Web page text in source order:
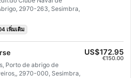
ำมา– ผ้าเช็ดตัวและชุดว่ายน้ำ
ารถยกเลิกได้ถึง 1 สัปดาห์ก่อน
ตุเกสอังกฤษ, ภาษาอังกฤษ
งประสบการณ์: หลักสูตรระยะ
ลน์ทราบก่อนเดินทาง: อายุขั้น
บบัตรรับรอง Try Scuba SSI
กลับมาดำน้ำอีกครั้งอย่าง
รดำน้ำที่ไม่มีที่สิ้นสุดกำลังรอ
เริ่มต้นของทุกสิ่ง มาเริ่มกันวัน
2970-263, Sesimbra,
เพิ่มเติม
Porto de abrigo de
2970-000, Sesimbra,
US$172.95
€150.00